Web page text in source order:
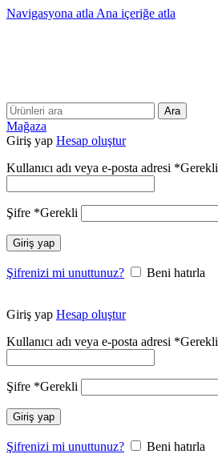
Navigasyona atla Ana içeriğe atla
Ara
Mağaza
Giriş yap Hesap oluştur
Kullanıcı adı veya e-posta adresi *Gerekli
Şifre *Gerekli
Giriş yap
Şifrenizi mi unuttunuz? Beni hatırla
Giriş yap Hesap oluştur
Kullanıcı adı veya e-posta adresi *Gerekli
Şifre *Gerekli
Giriş yap
Şifrenizi mi unuttunuz?
Beni hatırla